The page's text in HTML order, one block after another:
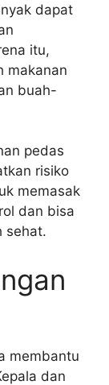
dapat
itu,
makanan
buah-
pedas
risiko
memasak
dan bisa
sehat.
membantu
dan